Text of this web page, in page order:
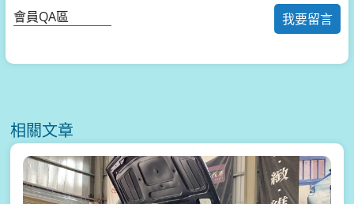
我要留言
會員QA區
相關文章